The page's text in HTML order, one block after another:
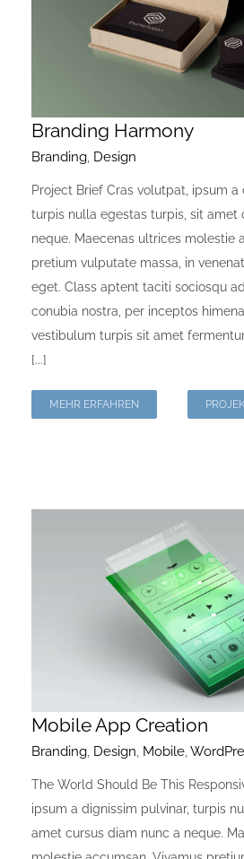
Onlineshop Angebote
Kontakt
Datenschutzerklärung
Impressum
Branding Harmony
Branding, Design
Project Brief Cras volutpat, ipsum a
turpis nulla egestas turpis, sit amet
neque. Maecenas ultrices molestie
pretium vulputate massa, in
eget. Class aptent taciti sociosqu
conubia nostra, per inceptos
vestibulum turpis sit amet
[...]
MEHR ERFAHREN
Mobile App Creation
Branding, Design, Mobile,
The World Should Be This
ipsum a dignissim pulvinar, turpis
amet cursus diam nunc a neque.